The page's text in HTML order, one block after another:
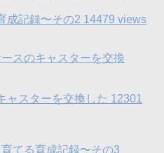
成記録〜その2 14479 views
ャスターを交換した 12301